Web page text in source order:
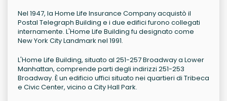
Nel 1947, la Home Life Insurance Company acquistò il
Postal Telegraph Building e i due edifici furono collegati
internamente. L'Home Life Building fu designato come
New York City Landmark nel 1991.
L'Home Life Building, situato al 251-257 Broadway a Lower
Manhattan, comprende parti degli indirizzi 251-253
Broadway. È un edificio uffici situato nei quartieri di Tribeca
e Civic Center, vicino a City Hall Park.